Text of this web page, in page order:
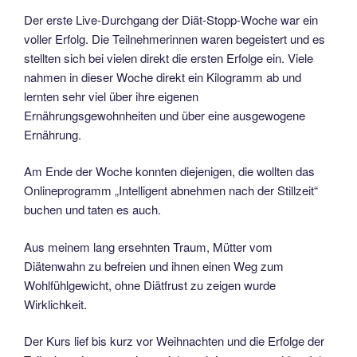
Der erste Live-Durchgang der Diät-Stopp-Woche war ein
voller Erfolg. Die Teilnehmerinnen waren begeistert und es
stellten sich bei vielen direkt die ersten Erfolge ein. Viele
nahmen in dieser Woche direkt ein Kilogramm ab und
lernten sehr viel über ihre eigenen
Ernährungsgewohnheiten und über eine ausgewogene
Ernährung.
Am Ende der Woche konnten diejenigen, die wollten das
Onlineprogramm „Intelligent abnehmen nach der Stillzeit“
buchen und taten es auch.
Aus meinem lang ersehnten Traum, Mütter vom
Diätenwahn zu befreien und ihnen einen Weg zum
Wohlfühlgewicht, ohne Diätfrust zu zeigen wurde
Wirklichkeit.
Der Kurs lief bis kurz vor Weihnachten und die Erfolge der